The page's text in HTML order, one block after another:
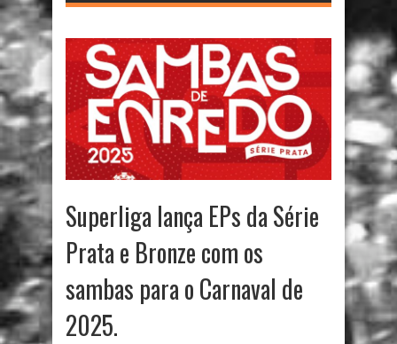
Superliga lança EPs da Série
Prata e Bronze com os
sambas para o Carnaval de
2025.